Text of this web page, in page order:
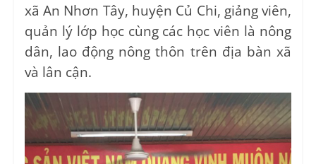
xã An Nhơn Tây, huyện Củ Chi, giảng viên,
quản lý lớp học cùng các học viên là nông
dân, lao động nông thôn trên địa bàn xã
và lân cận.